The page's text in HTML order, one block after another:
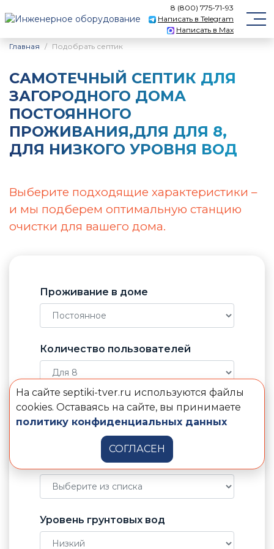
8 (800) 775-71-93
Написать в Telegram
Написать в Max
Главная
Подобрать септик
САМОТЕЧНЫЙ CЕПТИК ДЛЯ
ЗАГОРОДНОГО ДОМА
ПОСТОЯННОГО
ПРОЖИВАНИЯ,ДЛЯ ДЛЯ 8,
ДЛЯ НИЗКОГО УРОВНЯ ВОД
Выберите подходящие характеристики –
и мы подберем оптимальную станцию
очистки для вашего дома.
Проживание в доме
Количество пользователей
Отвод воды от септика
Электричество в доме
Уровень грунтовых вод
На сайте septiki-tver.ru используются файлы
cookies. Оставаясь на сайте, вы принимаете
политику конфиденциальных данных
СОГЛАСЕН